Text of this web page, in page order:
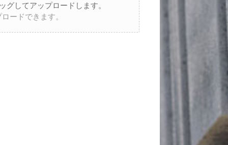
してアップロードします。
ードできます。